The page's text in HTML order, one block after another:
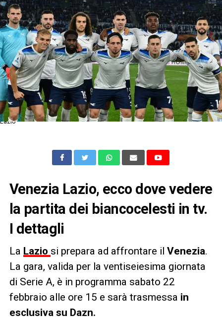
Lazio
Venezia Lazio, ecco dove vedere
la partita dei biancocelesti in tv.
I dettagli
La Lazio si prepara ad affrontare il Venezia.
La gara, valida per la ventiseiesima giornata
di Serie A, è in programma sabato 22
febbraio alle ore 15 e sarà trasmessa in
esclusiva su Dazn.